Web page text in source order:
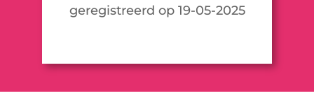
geregistreerd op 19-05-2025